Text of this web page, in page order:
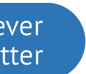
com descontos de